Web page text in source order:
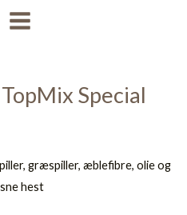
MAIN
Special
græspiller, æblefibre, olie og
hest